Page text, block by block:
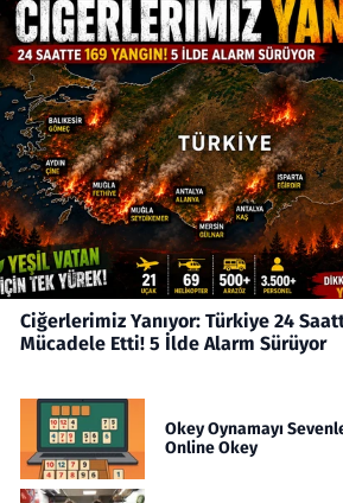
Ciğerlerimiz Yanıyor: Türkiye 24
Mücadele Etti! 5 İlde Alarm Sürüyor
Okey Oynamayı
Online Okey